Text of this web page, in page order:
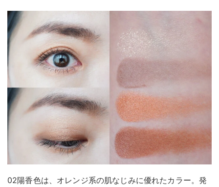
02陽香色は、オレンジ系の肌なじみに優れたカラー。発